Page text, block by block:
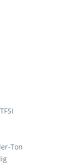
Ton